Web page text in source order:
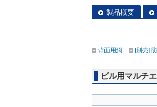
製品概要
背面用網
[別売]
ビル用マルチ